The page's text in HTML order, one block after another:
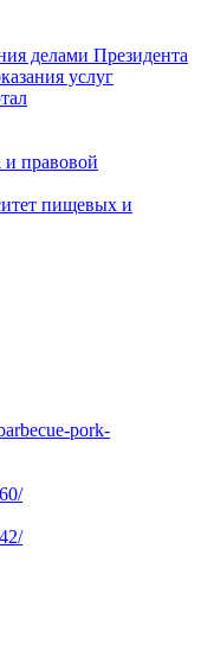
делами Президента
услуг
и правовой
пищевых и
pork-